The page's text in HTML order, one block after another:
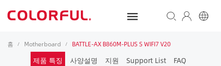
홈 / Motherboard / BATTLE-AX B860M-PLUS S WIFI7 V20
제품 특징 사양설명 지원 Support List FAQ